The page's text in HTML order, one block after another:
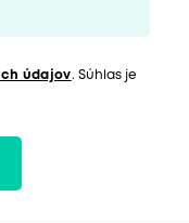
údajov. Súhlas je